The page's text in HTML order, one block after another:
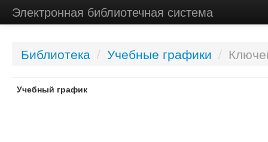
Электронная библиотечная система
Библиотека / Учебные графики /
Учебный график